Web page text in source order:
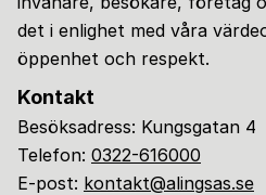
det i enlighet med våra
öppenhet och respekt.
Kontakt
Besöksadress: Kungsgatan 4
Telefon: 0322-616000
E-post: kontakt@alingsas.se